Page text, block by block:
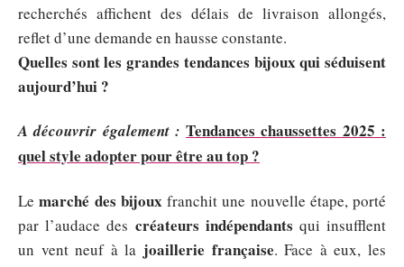
recherchés affichent des délais de livraison allongés,
reflet d’une demande en hausse constante.
Quelles sont les grandes tendances bijoux qui séduisent
aujourd’hui ?
A découvrir également : Tendances chaussettes 2025 :
quel style adopter pour être au top ?
Lemarché des bijoux franchit une nouvelle étape, porté
par l’audace des créateurs indépendants qui insufflent
un vent neuf à la joaillerie française. Face à eux, les